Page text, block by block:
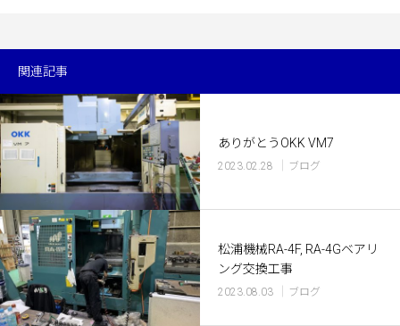
関連記事
ありがとうOKK VM7
2023.02.28 ブログ
松浦機械RA-4F, RA-4Gベアリ
ング交換工事
2023.08.03 ブログ